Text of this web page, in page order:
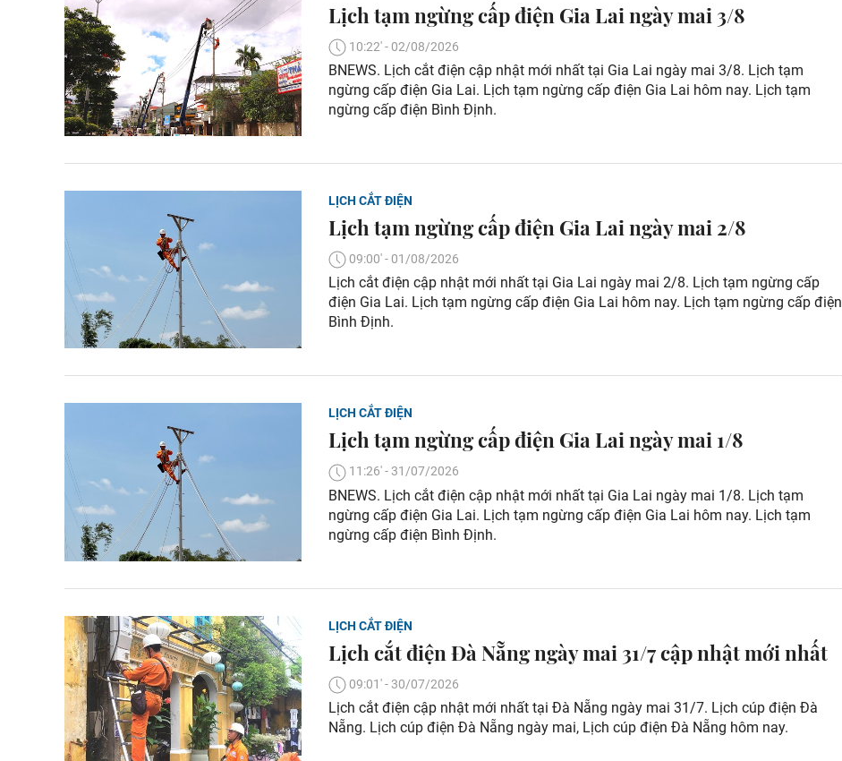
Lịch tạm ngừng cấp điện Gia Lai ngày mai 3/8
10:22' - 02/08/2026
BNEWS. Lịch cắt điện cập nhật mới nhất tại Gia Lai ngày mai 3/8. Lịch tạm
ngừng cấp điện Gia Lai. Lịch tạm ngừng cấp điện Gia Lai hôm nay. Lịch tạm
ngừng cấp điện Bình Định.
LỊCH CẮT ĐIỆN
Lịch tạm ngừng cấp điện Gia Lai ngày mai 2/8
09:00' - 01/08/2026
Lịch cắt điện cập nhật mới nhất tại Gia Lai ngày mai 2/8. Lịch tạm ngừng cấp
điện Gia Lai. Lịch tạm ngừng cấp điện Gia Lai hôm nay. Lịch tạm ngừng cấp điện
Bình Định.
LỊCH CẮT ĐIỆN
Lịch tạm ngừng cấp điện Gia Lai ngày mai 1/8
11:26' - 31/07/2026
BNEWS. Lịch cắt điện cập nhật mới nhất tại Gia Lai ngày mai 1/8. Lịch tạm
ngừng cấp điện Gia Lai. Lịch tạm ngừng cấp điện Gia Lai hôm nay. Lịch tạm
ngừng cấp điện Bình Định.
LỊCH CẮT ĐIỆN
Lịch cắt điện Đà Nẵng ngày mai 31/7 cập nhật mới nhất
09:01' - 30/07/2026
Lịch cắt điện cập nhật mới nhất tại Đà Nẵng ngày mai 31/7. Lịch cúp điện Đà
Nẵng. Lịch cúp điện Đà Nẵng ngày mai, Lịch cúp điện Đà Nẵng hôm nay.